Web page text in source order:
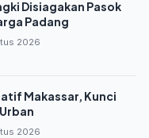
Disiagakan Pasok
Padang
2026
Makassar, Kunci
2026